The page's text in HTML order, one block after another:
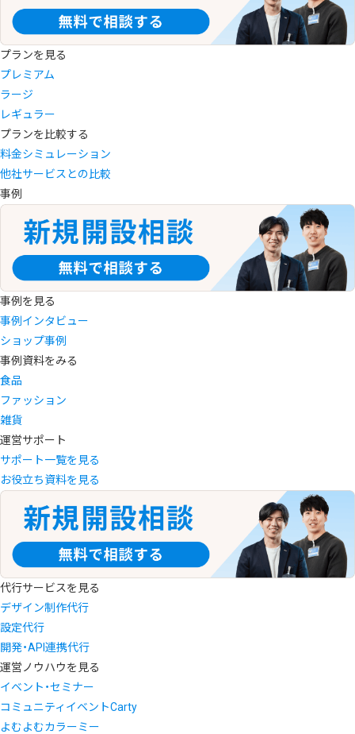
プランを見る
プレミアム
ラージ
レギュラー
プランを比較する
料金シミュレーション
他社サービスとの比較
事例
事例を見る
事例インタビュー
ショップ事例
事例資料をみる
食品
ファッション
雑貨
運営サポート
サポート一覧を見る
お役立ち資料を見る
代行サービスを見る
デザイン制作代行
設定代行
開発・API連携代行
運営ノウハウを見る
イベント・セミナー
コミュニティイベントCarty
よむよむカラーミー